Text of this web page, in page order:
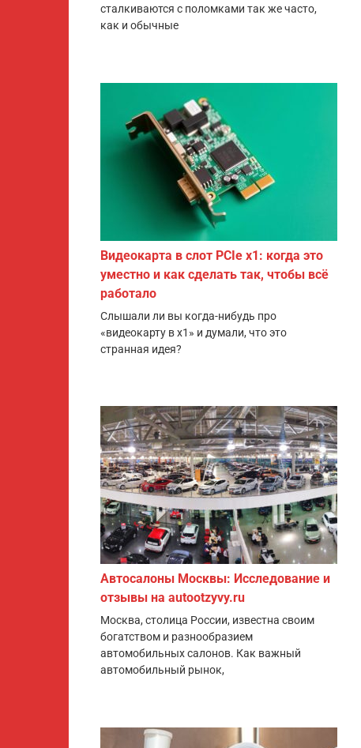
сталкиваются с поломками так же часто,
как и обычные
Видеокарта в слот PCIe x1: когда это
уместно и как сделать так, чтобы всё
работало
Слышали ли вы когда-нибудь про
«видеокарту в x1» и думали, что это
странная идея?
Автосалоны Москвы: Исследование и
отзывы на autootzyvy.ru
Москва, столица России, известна своим
богатством и разнообразием
автомобильных салонов. Как важный
автомобильный рынок,